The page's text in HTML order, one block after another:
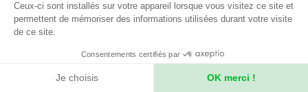
TOUS NOS VOYAGES D'AVENTURE EN INDE
DÉCOUVREZ UNE SÉLECTION DE
Ceux-ci sont installés sur votre appareil lorsque vous visitez ce site et
permettent de mémoriser des informations utilisées durant votre visite
de ce site.
Consentements certifiés par
Je choisis OK merci !